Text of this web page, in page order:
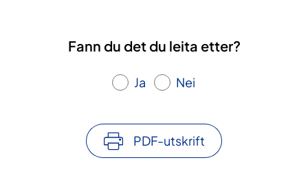
Fann du det du leita etter?
Ja Nei
PDF-utskrift